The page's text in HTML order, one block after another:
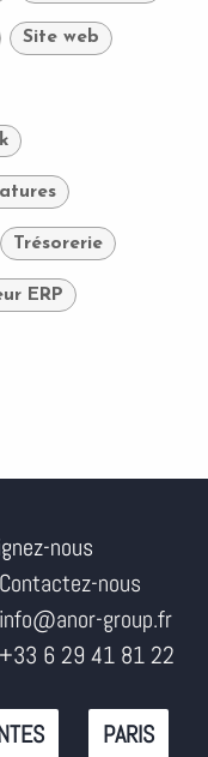
Site web
Trésorerie
ERP
nous
Contactez-nous
info@anor-group.fr
+33 6 29 41 81 22
PARIS